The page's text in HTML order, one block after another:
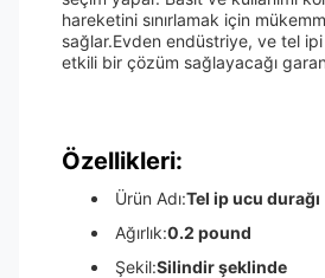
hareketini sınırlamak için
sağlar.Evden endüstriye, ve tel ipi
etkili bir çözüm sağlayacağı
Özellikleri:
Ürün Adı:Tel ip ucu durağı
Ağırlık:0.2 pound
Şekil:Silindir şeklinde